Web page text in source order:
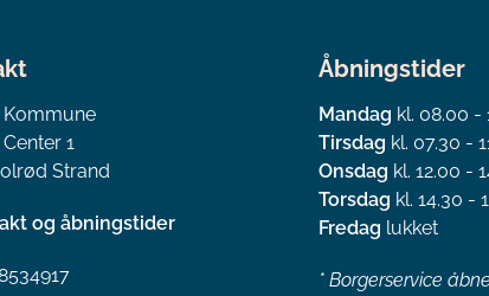
1
Strand
og åbningstider
Åbningstider
Mandag kl. 08.00 -
Tirsdag kl. 07.30 -
Onsdag kl. 12.00 -
Torsdag kl. 14.30 -
Fredag lukket
* Borgerservice